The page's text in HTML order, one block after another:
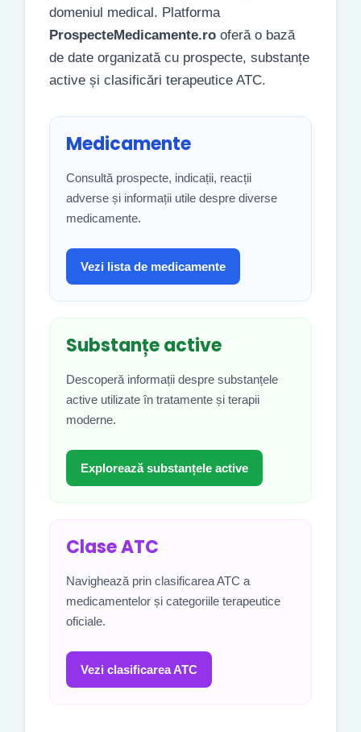
domeniul medical. Platforma
ProspecteMedicamente.ro oferă o bază
de date organizată cu prospecte, substanțe
active și clasificări terapeutice ATC.
Medicamente
Consultă prospecte, indicații, reacții
adverse și informații utile despre diverse
medicamente.
Vezi lista de medicamente
Substanțe active
Descoperă informații despre substanțele
active utilizate în tratamente și terapii
moderne.
Explorează substanțele active
Clase ATC
Navighează prin clasificarea ATC a
medicamentelor și categoriile terapeutice
oficiale.
Vezi clasificarea ATC